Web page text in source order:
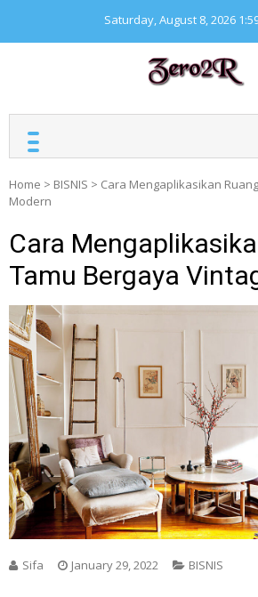
content
Saturday, August 8, 2026
Home > BISNIS > Cara Mengaplikasikan
Modern
Cara
Tamu Bergaya
Sifa January 29, 2022 BISNIS